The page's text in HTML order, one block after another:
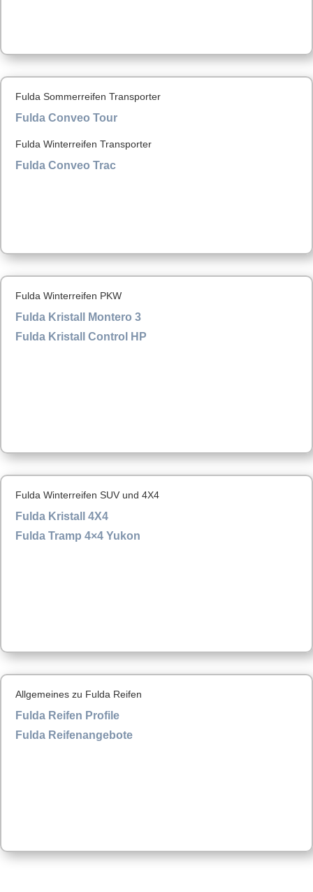
Fulda Sommerreifen Transporter
Fulda Conveo Tour
Fulda Winterreifen Transporter
Fulda Conveo Trac
Fulda Winterreifen PKW
Fulda Kristall Montero 3
Fulda Kristall Control HP
Fulda Winterreifen SUV und 4X4
Fulda Kristall 4X4
Fulda Tramp 4×4 Yukon
Allgemeines zu Fulda Reifen
Fulda Reifen Profile
Fulda Reifenangebote